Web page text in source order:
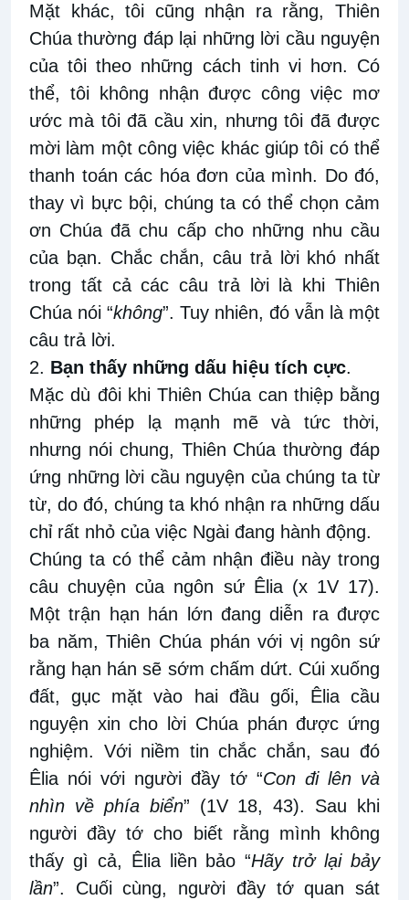
Mặt khác, tôi cũng nhận ra rằng,Thiên
Chúa thường đáp lại những lời cầu nguyện
của tôi theo những cách tinh vi hơn. Có
thể, tôi
không nhận được công việc mơ
ước mà tôi đã cầu xin, nhưng tôi đã được
mời làm một công việc khác giúp tôi có thể
thanh toán các hóa đơn của mình. Dođó,
thay vì bực bội, chúng ta có thể chọn cảm
ơn Chúa đã chu cấp cho những nhu cầu
của bạn. Chắcchắn, câu trả lời khó nhất
trong tất cả các câu trả lời là khi Thiên
Chúa nói “không”. Tuy nhiên, đó vẫn là một
câu trả lời.
2. Bạn thấy những dấu hiệu tích cực.
Mặc dù đôi khi Thiên Chúa can thiệp bằng
những phép lạ mạnh mẽ và tức thời,
nhưng nói chung, Thiên Chúa thường đáp
ứng những lời cầu nguyện của chúng ta từ
từ, do đó, chúng ta khó nhận ra những dấu
chỉ rất nhỏ của việc Ngài đang hành động.
Chúng ta cóthể cảm nhận điều này trong
câu chuyện của ngôn sứ Êlia (x 1V 17).
Một trận hạn hán lớn đang diễn ra được
ba năm, Thiên Chúa phán với vị ngôn sứ
rằng hạn hán sẽ sớm chấm dứt. Cúi xuống
đất, gục mặt vào hai đầu gối, Êlia cầu
nguyện xin cho lời Chúa phán được ứng
nghiệm. Với niềm tin chắc chắn, sau đó
Êlia nói với người đầy tớ “Con đi lên và
nhìn về phía biển” (1V 18,43). Sau khi
người đầy tớ cho biết rằng mình không
thấy gì cả, Êlia liền bảo “Hãy trở lại bảy
lần”. Cuối cùng, người đầy tớ quan sát